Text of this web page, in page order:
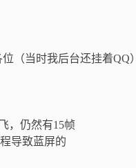
（当时我后台还挂着QQ）
，仍然有15帧
导致蓝屏的